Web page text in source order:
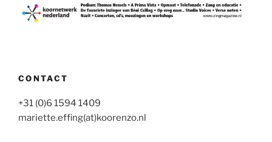
CONTACT
+31 (0)6 1594 1409
mariette.effing(at)koorenzo.nl